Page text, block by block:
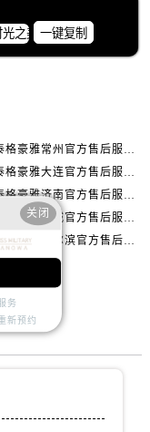
辽宁省葫芦岛市连山区中央路泰格豪雅售后服务中心（需提前预约）
辽宁省沈阳市沈河区中街路137号亨得利名表维修授权店1楼泰格豪雅售后服务中心（需提前预约）
辽宁省沈阳市沈河区中街路83号亨得利名表维修授权店1楼泰格豪雅售后服务中心（需提前预约）
一键复制
亲身探访泰格豪雅常州官方售后服务中心｜热线电话与网点地址（2026年7月最新）
亲身探访泰格豪雅大连官方售后服务中心｜全新地址及服务热线（2026年7月最新）
亲身探访泰格豪雅济南官方售后服务中心｜网点地址及官方服务电话（2026年7月最新）
亲身探访泰格豪雅盐城官方售后服务中心｜网点地址与官方电话（2026年7月最新）
亲身探访泰格豪雅哈尔滨官方售后服务中心｜详细地址与售后电话（2026年7月最新）
关闭
务
新预约